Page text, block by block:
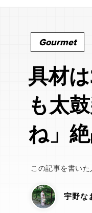
Gourmet
具材
も太
ね」
この記事を書いた
宇野な